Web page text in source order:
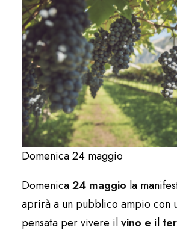
Domenica 24 maggio
Domenica24 maggio la
aprirà a un pubblico ampio con
pensata per vivere ilvino e il